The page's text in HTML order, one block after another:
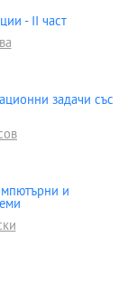
- ІІ част
задачи със
и